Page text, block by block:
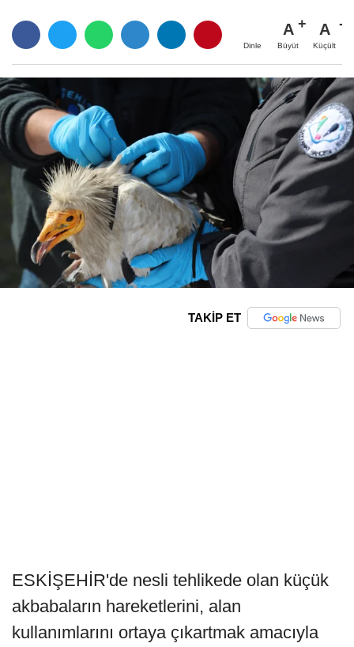
Dinle
A
Büyüt
A
Küçült
TAKİP ET
ESKİŞEHİR'de nesli tehlikede olan küçük
akbabaların hareketlerini, alan
kullanımlarını ortaya çıkartmak amacıyla